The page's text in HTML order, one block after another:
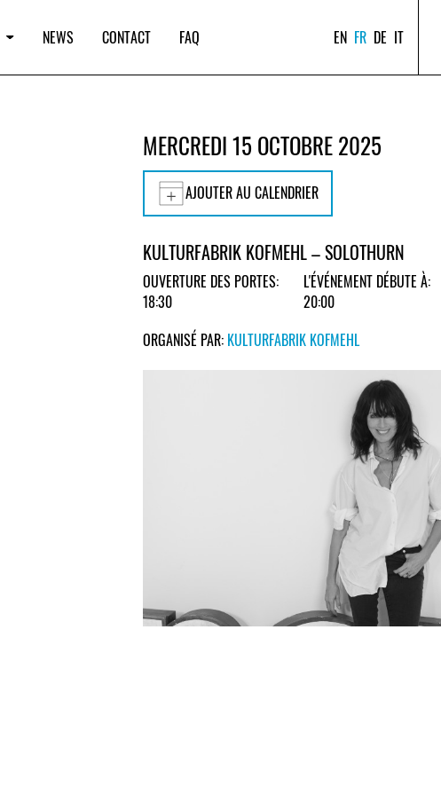
NEWS CONTACT FAQ EN FR DE IT
MERCREDI 15 OCTOBRE 2025
AJOUTER AU CALENDRIER
KULTURFABRIK KOFMEHL – SOLOTHURN
OUVERTURE DES PORTES:
18:30
L'ÉVÉNEMENT DÉBUTE À:
20:00
ORGANISÉ PAR: KULTURFABRIK KOFMEHL